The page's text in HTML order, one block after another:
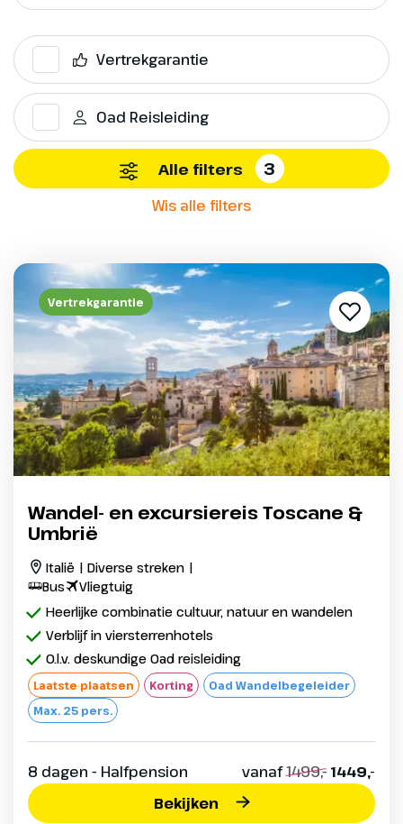
Vertrekgarantie
Oad Reisleiding
Alle filters 3
Wis alle filters
Vertrekgarantie
Wandel- en excursiereis Toscane &
Umbrië
Italië | Diverse streken |
Bus
Vliegtuig
Heerlijke combinatie cultuur, natuur en wandelen
Verblijf in viersterrenhotels
O.l.v. deskundige Oad reisleiding
Laatste plaatsen Korting
Oad Wandelbegeleider
Max. 25 pers.
8 dagen - Halfpension vanaf1499,- 1449,-
Bekijken